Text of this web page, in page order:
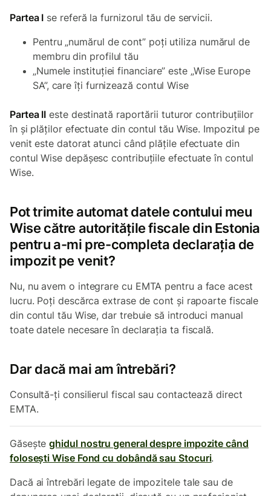
Partea I se referă la furnizorul tău de servicii.
Pentru „numărul de cont” poți utiliza numărul de
membru din profilul tău
„Numele instituției financiare” este „Wise Europe
SA”, care îți furnizează contul Wise
Partea II este destinată raportării tuturor contribuțiilor
în și plăților efectuate din contul tău Wise. Impozitul pe
venit este datorat atunci când plățile efectuate din
contul Wise depășesc contribuțiile efectuate în contul
Wise.
Pot trimite automat datele contului meu
Wise către autoritățile fiscale din Estonia
pentru a-mi pre-completa declarația de
impozit pe venit?
Nu, nu avem o integrare cu EMTA pentru a face acest
lucru. Poți descărca extrase de cont și rapoarte fiscale
din contul tău Wise, dar trebuie să introduci manual
toate datele necesare în declarația ta fiscală.
Dar dacă mai am întrebări?
Consultă-ți consilierul fiscal sau contactează direct
EMTA.
Găsește ghidul nostru general despre impozite când
folosești Wise Fond cu dobândă sau Stocuri.
Dacă ai întrebări legate de impozitele tale sau de